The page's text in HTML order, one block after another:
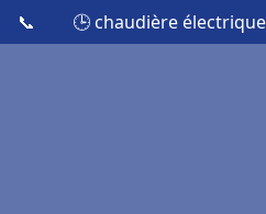
📞 🕒 chaudière